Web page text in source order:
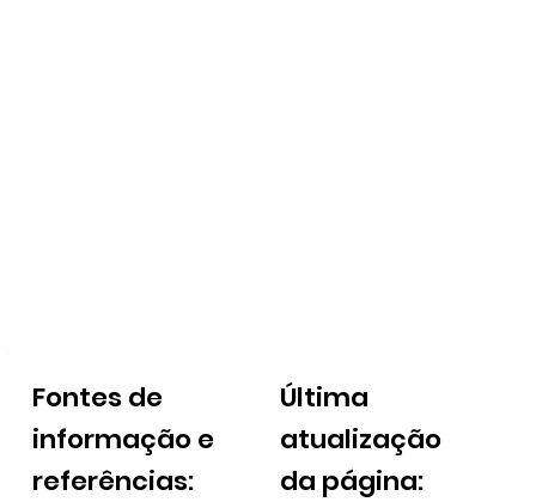
Fontes de
informação e
referências:
Última
atualização
da página: